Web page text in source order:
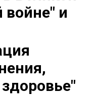
войне" и